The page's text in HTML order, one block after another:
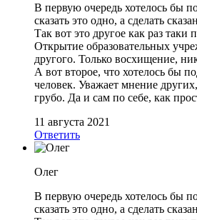
В первую очередь хотелось бы
сказать это одно, а сделать
Так вот это другое как раз
Открытие образовательных
другого. Только восхищение,
А вот второе, что хотелось бы
человек. Уважает мнение
грубо. Да и сам по себе, как
11 августа 2021
Ответить
Олег
В первую очередь хотелось бы
сказать это одно, а сделать